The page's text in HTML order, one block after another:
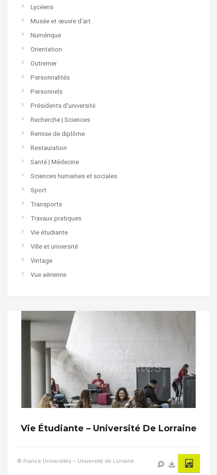
Lycéens
Musée et œuvre d’art
Numérique
Orientation
Outremer
Personnalités
Personnels
Présidents d'université
Recherche | Sciences
Remise de diplôme
Restauration
Santé | Médecine
Sciences humaines et sociales
Sport
Transports
Travaux pratiques
Vie étudiante
Ville et université
Vintage
Vue aérienne
Vie Étudiante – Université De Lorraine
© France Universités – Université de Lorraine